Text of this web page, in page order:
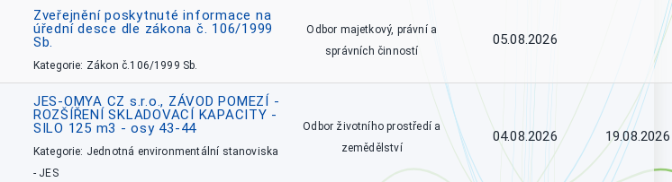
Zveřejnění poskytnuté informace na
úřední desce dle zákona č. 106/1999
Sb.
Kategorie: Zákon č.106/1999 Sb.
Odbor majetkový, právní a
správních činností
05.08.2026
JES-OMYA CZ s.r.o., ZÁVOD POMEZÍ -
ROZŠÍŘENÍ SKLADOVACÍ KAPACITY -
SILO 125 m3 - osy 43-44
Kategorie: Jednotná environmentální stanoviska
- JES
Odbor životního prostředí a
zemědělství
04.08.2026 19.08.2026